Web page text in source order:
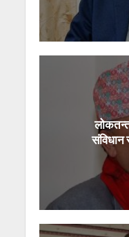
संविधान